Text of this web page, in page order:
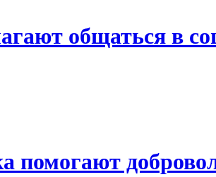
общаться в
помогают